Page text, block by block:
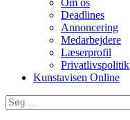
Om os
Deadlines
Annoncering
Medarbejdere
Læserprofil
Privatlivspolitik
Kunstavisen Online
Search
for: